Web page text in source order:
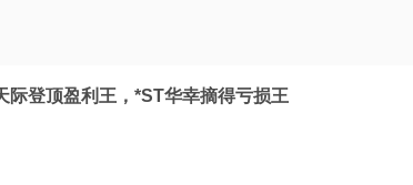
际登顶盈利王，*ST华幸摘得亏损王